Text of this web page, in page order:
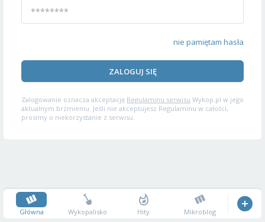
nie pamiętam hasła
ZALOGUJ SIĘ
Zalogowanie oznacza akceptację Regulaminu serwisu Wykop.pl w jego
aktualnym brzmieniu. Jeśli nie akceptujesz Regulaminu w całości,
prosimy o niekorzystanie z serwisu.
Główna Wykopalisko Hity Mikroblog